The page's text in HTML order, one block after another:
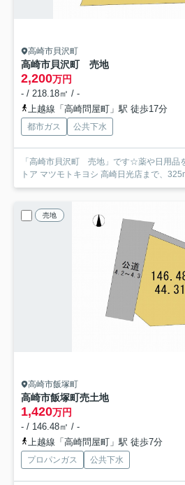
高崎市貝沢町
高崎市貝沢町 売地
2,200万円
- / 218.18㎡ / -
上越線「高崎問屋町」駅 徒歩17分
都市ガス 公共下水
「高崎市貝沢町 売地」です☆薬や日用品
トア マツモトキヨシ 高崎日光店まで、
売地
高崎市飯塚町
高崎市飯塚町売土地
1,420万円
- / 146.48㎡ / -
上越線「高崎問屋町」駅 徒歩7分
プロパンガス 公共下水